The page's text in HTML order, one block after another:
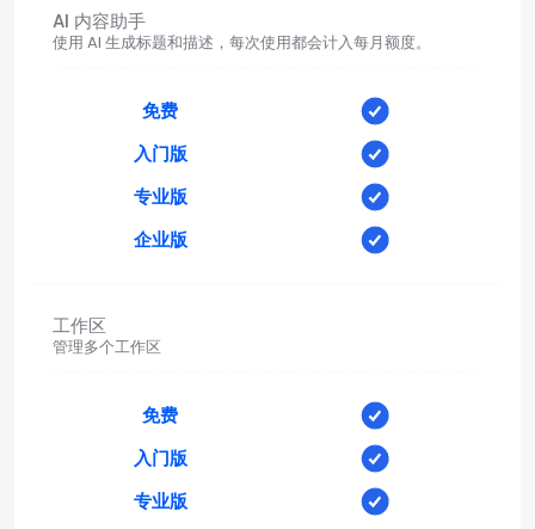
AI 内容助手
使用 AI 生成标题和描述，每次使用都会计入每月额度。
免费
入门版
专业版
企业版
工作区
管理多个工作区
免费
入门版
专业版